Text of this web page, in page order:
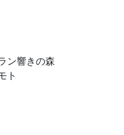
ン響きの森
ト